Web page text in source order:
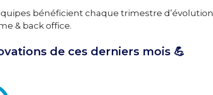
bénéficient chaque trimestre
& back office.
de ces derniers mois 💪